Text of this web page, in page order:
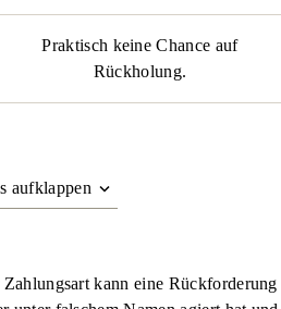
Praktisch keine Chance auf
Rückholung.
kann eine Rückforderung